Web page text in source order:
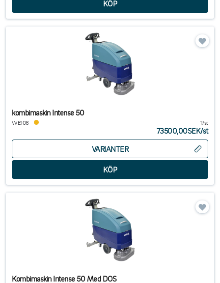
kombimaskin Intense 50
WE106 1/st
73500,00SEK/st
VARIANTER
Kombimaskin Intense 50 Med DOS